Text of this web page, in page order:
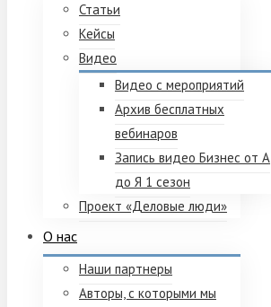
Статьи
Кейсы
Видео
Видео с мероприятий
Архив бесплатных
вебинаров
Запись видео Бизнес от А
до Я 1 сезон
Проект «Деловые люди»
О нас
Наши партнеры
Авторы, с которыми мы